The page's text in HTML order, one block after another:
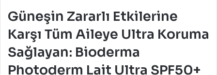
Güneşin Zararlı Etkilerine
Karşı Tüm Aileye Ultra Koruma
Sağlayan: Bioderma
Photoderm Lait Ultra SPF50+